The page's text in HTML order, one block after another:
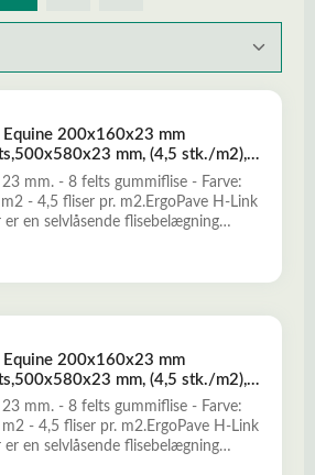
Equine 200x160x23 mm
mm, (4,5 stk./m2),
mm. - 8 felts gummiflise - Farve:
- 4,5 fliser pr. m2.ErgoPave H-Link
er en selvlåsende flisebelægning
og robuste gummifliser, som er
etablering af gummibelægninger for
multibaner, børnehaver,
H-Link Equine
Equine 200x160x23 mm
mm, (4,5 stk./m2),
mm. - 8 felts gummiflise - Farve:
- 4,5 fliser pr. m2.ErgoPave H-Link
er en selvlåsende flisebelægning
sammenbundet med